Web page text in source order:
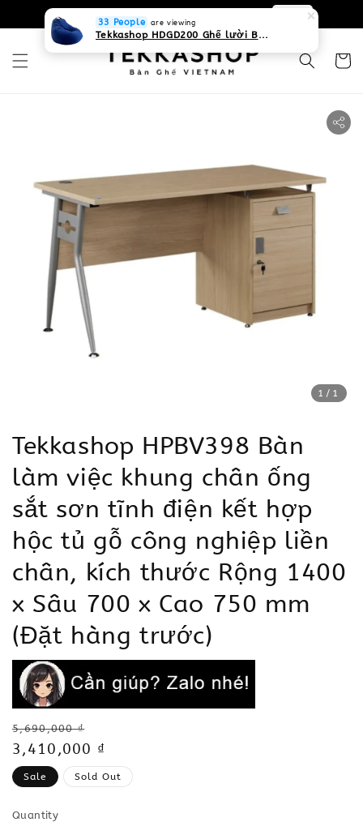
0931268840 Liên hệ với chúng tôi
1 /1
Tekkashop HPBV398 Bàn
làm việc khung chân ống
sắt sơn tĩnh điện kết hợp
hộc tủ gỗ công nghiệp liền
chân, kích thước Rộng 1400
x Sâu 700 x Cao 750 mm
(Đặt hàng trước)
Regular
price
5,690,000 ₫
Sale
price
3,410,000 ₫
Sale Sold Out
Quantity
33 People are viewing
Tekkashop HDGD200 Ghế lười Beanbag form truyền thống, chất liệu Olefin canvas kháng nước, màu xanh biển, có thể sử dụng trong nhà và cả ngoài trời, có quai xách